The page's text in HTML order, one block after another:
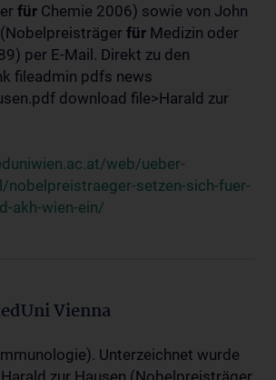
für Chemie 2006) sowie von John
für Medizin oder
per E-Mail. Direkt zu den
fileadmin pdfs news
download file>Harald zur
web/ueber-
setzen-sich-fuer-
akh-wien-ein/
Vienna
Unterzeichnet wurde
zur Hausen (Nobelpreisträger